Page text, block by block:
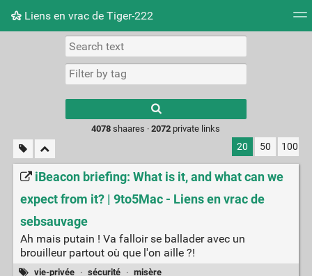
Liens en vrac de Tiger-222
Picture wall
results.
4078 shaares ·2072 private links
20 50 100
iBeacon briefing: What is it, and what can we
expect from it? | 9to5Mac - Liens en vrac de
sebsauvage
Ah mais putain ! Va falloir se ballader avec un
brouilleur partout où que l'on aille ?!
vie-privée · sécurité · misère